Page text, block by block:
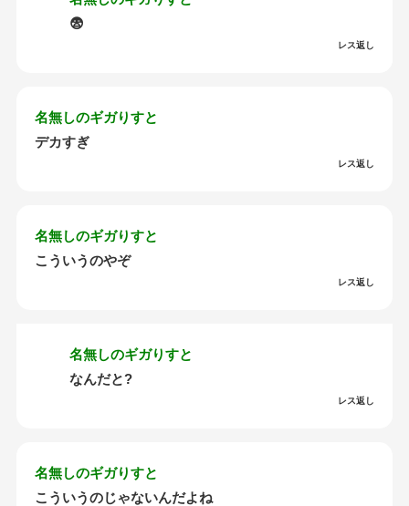
😨
レス返し
名無しのギガりすと
デカすぎ
レス返し
名無しのギガりすと
こういうのやぞ
レス返し
名無しのギガりすと
なんだと?
レス返し
名無しのギガりすと
こういうのじゃないんだよね